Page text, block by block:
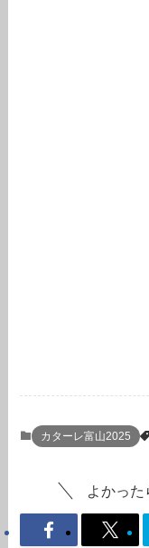
カターレ富山2025
よかった